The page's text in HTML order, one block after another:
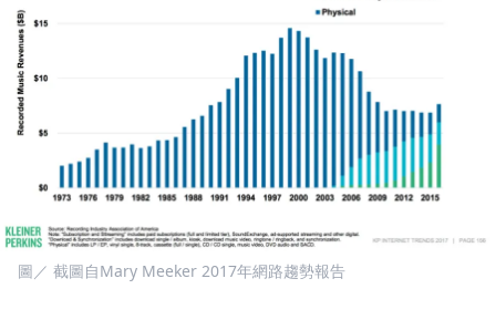
圖／ 截圖自Mary Meeker 2017年網路趨勢報告